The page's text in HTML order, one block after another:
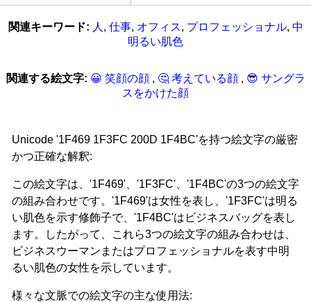
関連キーワード: 人 , 仕事, オフィス, プロフェッショナル, 中
明るい肌色
関連する絵文字: 😀 笑顔の顔 , 🤔 考えている顔 , 😎 サングラ
スをかけた顔
Unicode '1F469 1F3FC 200D 1F4BC'を持つ絵文字の厳密
かつ正確な解釈:
この絵文字は、'1F469'、'1F3FC'、'1F4BC'の3つの絵文字
の組み合わせです。'1F469'は女性を表し、'1F3FC'は明る
い肌色を示す修飾子で、'1F4BC'はビジネスバッグを表し
ます。したがって、これら3つの絵文字の組み合わせは、
ビジネスウーマンまたはプロフェッショナルを表す中明
るい肌色の女性を示しています。
様々な文脈での絵文字の主な使用法: